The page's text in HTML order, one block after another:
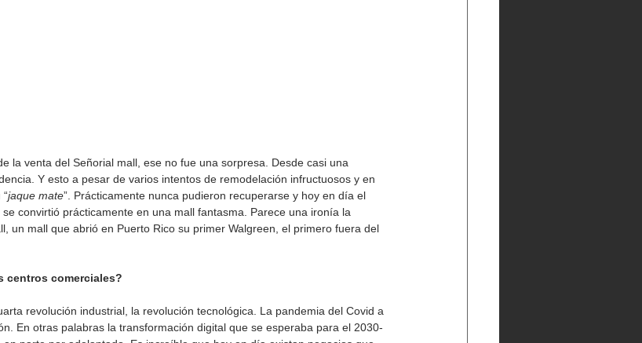
la venta del Señorial mall, ese no fue una sorpresa. Desde casi una
Y esto a pesar de varios intentos de remodelación infructuosos y en
jaque mate”. Prácticamente nunca pudieron recuperarse y hoy en día el
convirtió prácticamente en una mall fantasma. Parece una ironía la
un mall que abrió en Puerto Rico su primer Walgreen, el primero fuera del
centros comerciales?
revolución industrial, la revolución tecnológica. La pandemia del Covid a
En otras palabras la transformación digital que se esperaba para el 2030-